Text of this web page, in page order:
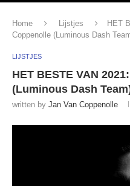
Home Lijstjes
HET
Coppenolle (Luminous Dash
LIJSTJES
HET BESTE VAN
(Luminous Dash
written by Jan Van Coppenolle